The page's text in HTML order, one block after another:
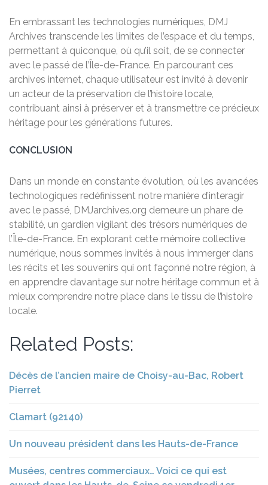
En embrassant les technologies numériques, DMJ
Archives transcende les limites de l’espace et du temps,
permettant à quiconque, où qu’il soit, de se connecter
avec le passé de l’Île-de-France. En parcourant ces
archives internet, chaque utilisateur est invité à devenir
un acteur de la préservation de l’histoire locale,
contribuant ainsi à préserver et à transmettre ce précieux
héritage pour les générations futures.
CONCLUSION
Dans un monde en constante évolution, où les avancées
technologiques redéfinissent notre manière d’interagir
avec le passé, DMJarchives.org demeure un phare de
stabilité, un gardien vigilant des trésors numériques de
l’Île-de-France. En explorant cette mémoire collective
numérique, nous sommes invités à nous immerger dans
les récits et les souvenirs qui ont façonné notre région, à
en apprendre davantage sur notre héritage commun et à
mieux comprendre notre place dans le tissu de l’histoire
locale.
Related Posts:
Décès de l’ancien maire de Choisy-au-Bac, Robert
Pierret
Clamart (92140)
Un nouveau président dans les Hauts-de-France
Musées, centres commerciaux… Voici ce qui est